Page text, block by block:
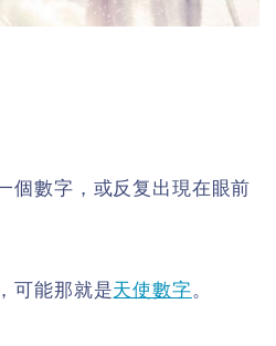
個數字，或反复出現在眼前
可能那就是天使數字。